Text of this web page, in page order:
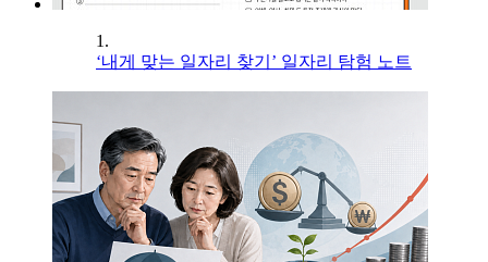
1.
‘내게 맞는 일자리 찾기’ 일자리 탐험 노트